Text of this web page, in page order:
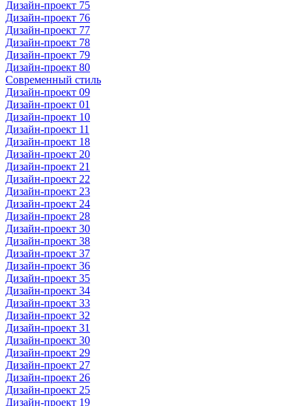
Дизайн-проект 75
Дизайн-проект 76
Дизайн-проект 77
Дизайн-проект 78
Дизайн-проект 79
Дизайн-проект 80
Современный стиль
Дизайн-проект 09
Дизайн-проект 01
Дизайн-проект 10
Дизайн-проект 11
Дизайн-проект 18
Дизайн-проект 20
Дизайн-проект 21
Дизайн-проект 22
Дизайн-проект 23
Дизайн-проект 24
Дизайн-проект 28
Дизайн-проект 30
Дизайн-проект 38
Дизайн-проект 37
Дизайн-проект 36
Дизайн-проект 35
Дизайн-проект 34
Дизайн-проект 33
Дизайн-проект 32
Дизайн-проект 31
Дизайн-проект 30
Дизайн-проект 29
Дизайн-проект 27
Дизайн-проект 26
Дизайн-проект 25
Дизайн-проект 19